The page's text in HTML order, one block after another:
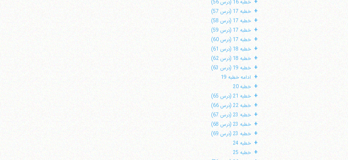
خطبه 16 (درس 56)
+ خطبه 17 (درس 57)
+ خطبه 17 (درس 58)
+ خطبه 17 (درس 59)
+ خطبه 17 (درس 60)
+ خطبه 18 (درس 61)
+ خطبه 18 (درس 62)
+ خطبه 19 (درس 63)
+ ادامه خطبه 19
+ خطبه 20
+ خطبه 21 (درس 65)
+ خطبه 22 (درس 66)
+ خطبه 23 (درس 67)
+ خطبه 23 (درس 68)
+ خطبه 23 (درس 69)
+ خطبه 24
+ خطبه 25